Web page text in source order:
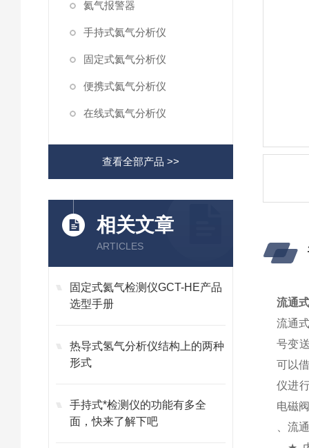
氦气报警器
手持式氦气分析仪
固定式氦气分析仪
便携式氦气分析仪
在线式氦气分析仪
查看全部产品 >>
相关文章
ARTICLES
固定式氦气检测仪GCT-HE产品
选型手册
热导式氢气分析仪结构上的两种
形式
手持式*检测仪的功能有多全
面，快来了解下吧
流通
流通
号变
可以
仪进
电磁
、流